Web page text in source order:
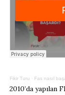
Fikir Turu · Fas nasıl
2010’da yapılan